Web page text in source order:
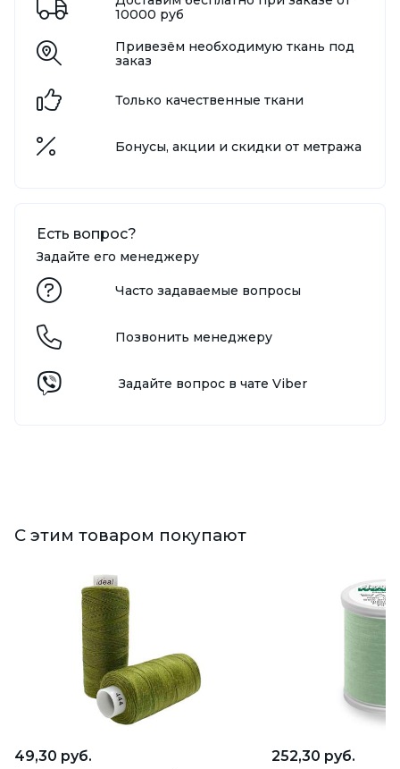
10000 руб
Привезём необходимую ткань под
заказ
Только качественные ткани
Бонусы, акции и скидки от метража
Есть вопрос?
Задайте его менеджеру
Часто задаваемые вопросы
Позвонить менеджеру
Задайте вопрос в чате Viber
С этим товаром покупают
49,30 руб. 252,30 руб.